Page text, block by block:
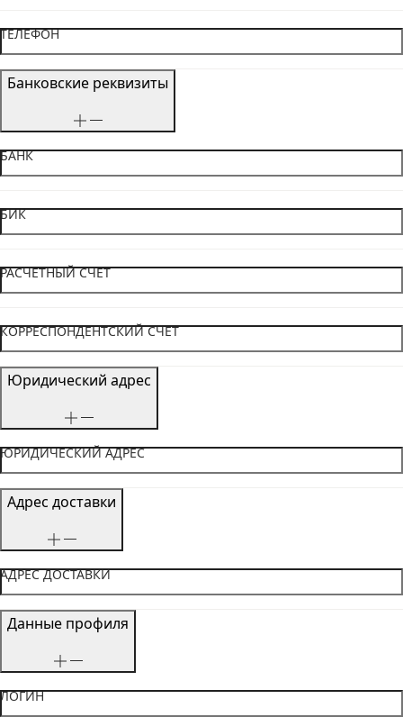
ТЕЛЕФОН
Банковские реквизиты
БАНК
БИК
РАСЧЕТНЫЙ СЧЕТ
КОРРЕСПОНДЕНТСКИЙ СЧЕТ
Юридический адрес
ЮРИДИЧЕСКИЙ АДРЕС
Адрес доставки
АДРЕС ДОСТАВКИ
Данные профиля
ЛОГИН